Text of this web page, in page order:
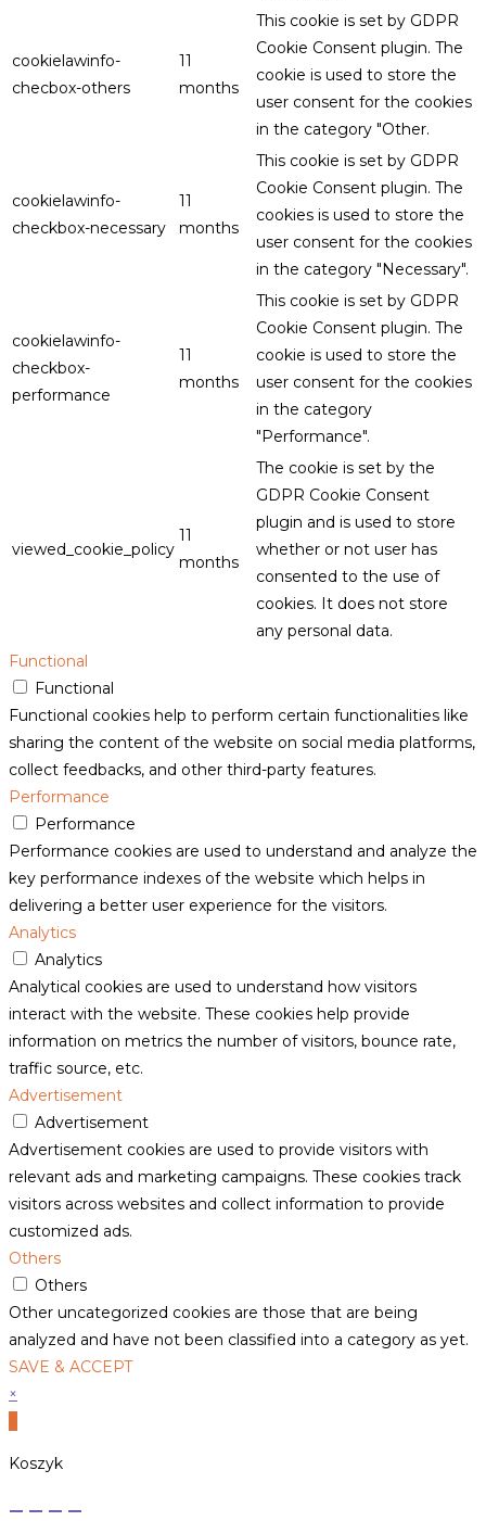
cookielawinfo-
checbox-others
11
months
This cookie is set by GDPR
Cookie Consent plugin. The
cookie is used to store the
user consent for the cookies
in the category "Other.
cookielawinfo-
checkbox-necessary
11
months
This cookie is set by GDPR
Cookie Consent plugin. The
cookies is used to store the
user consent for the cookies
in the category "Necessary".
cookielawinfo-
checkbox-
performance
11
months
This cookie is set by GDPR
Cookie Consent plugin. The
cookie is used to store the
user consent for the cookies
in the category
"Performance".
viewed_cookie_policy
11
months
The cookie is set by the
GDPR Cookie Consent
plugin and is used to store
whether or not user has
consented to the use of
cookies. It does not store
any personal data.
Functional
Functional
Functional cookies help to perform certain functionalities like
sharing the content of the website on social media platforms,
collect feedbacks, and other third-party features.
Performance
Performance
Performance cookies are used to understand and analyze the
key performance indexes of the website which helps in
delivering a better user experience for the visitors.
Analytics
Analytics
Analytical cookies are used to understand how visitors
interact with the website. These cookies help provide
information on metrics the number of visitors, bounce rate,
traffic source, etc.
Advertisement
Advertisement
Advertisement cookies are used to provide visitors with
relevant ads and marketing campaigns. These cookies track
visitors across websites and collect information to provide
customized ads.
Others
Others
Other uncategorized cookies are those that are being
analyzed and have not been classified into a category as yet.
SAVE & ACCEPT
×
Koszyk